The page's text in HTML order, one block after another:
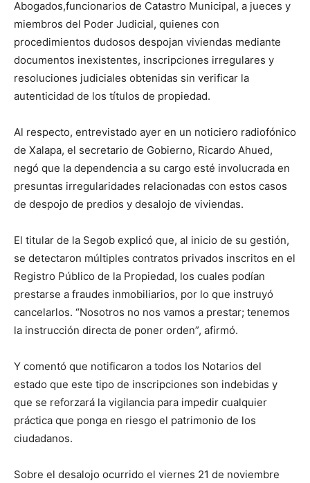
Abogados,funcionarios de Catastro Municipal, a jueces y
miembros del Poder Judicial, quienes con
procedimientos dudosos despojan viviendas mediante
documentos inexistentes, inscripciones irregulares y
resoluciones judiciales obtenidas sin verificar la
autenticidad de los títulos de propiedad.
Al respecto, entrevistado ayer en un noticiero radiofónico
de Xalapa, el secretario de Gobierno, Ricardo Ahued,
negó que la dependencia a su cargo esté involucrada en
presuntas irregularidades relacionadas con estos casos
de despojo de predios y desalojo de viviendas.
El titular de la Segob explicó que, al inicio de su gestión,
se detectaron múltiples contratos privados inscritos en el
Registro Público de la Propiedad, los cuales podían
prestarse a fraudes inmobiliarios, por lo que instruyó
cancelarlos. “Nosotros no nos vamos a prestar; tenemos
la instrucción directa de poner orden”, afirmó.
Y comentó que notificaron a todos los Notarios del
estado que este tipo de inscripciones son indebidas y
que se reforzará la vigilancia para impedir cualquier
práctica que ponga en riesgo el patrimonio de los
ciudadanos.
Sobre el desalojo ocurrido el viernes 21 de noviembre